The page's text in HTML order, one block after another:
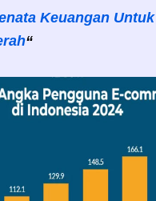
Keuangan
“